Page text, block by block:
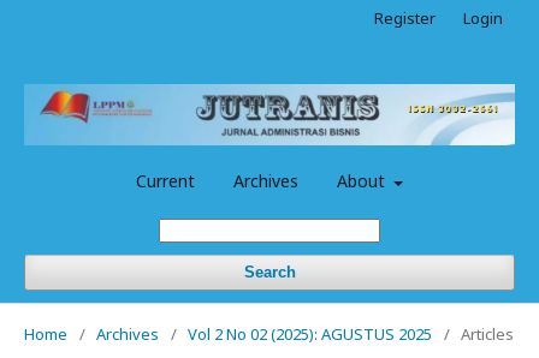
Current Archives About
Search
Register Login
Home / Archives / Vol 2 No 02 (2025): AGUSTUS 2025 / Articles